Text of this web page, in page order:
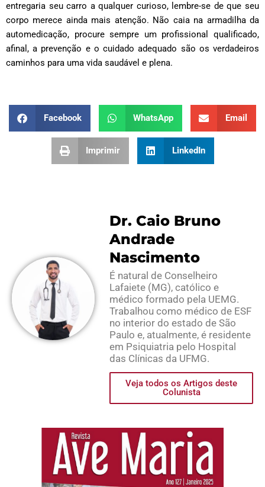
entregaria seu carro a qualquer curioso, lembre-se de que seu
corpo merece ainda mais atenção. Não caia na armadilha da
automedicação, procure sempre um profissional qualificado,
afinal, a prevenção e o cuidado adequado são os verdadeiros
caminhos para uma vida saudável e plena.
Facebook WhatsApp Email
Imprimir LinkedIn
Dr. Caio Bruno
Andrade
Nascimento
É natural de Conselheiro
Lafaiete (MG), católico e
médico formado pela UEMG.
Trabalhou como médico de ESF
no interior do estado de São
Paulo e, atualmente, é residente
em Psiquiatria pelo Hospital
das Clínicas da UFMG.
Veja todos os Artigos deste
Colunista